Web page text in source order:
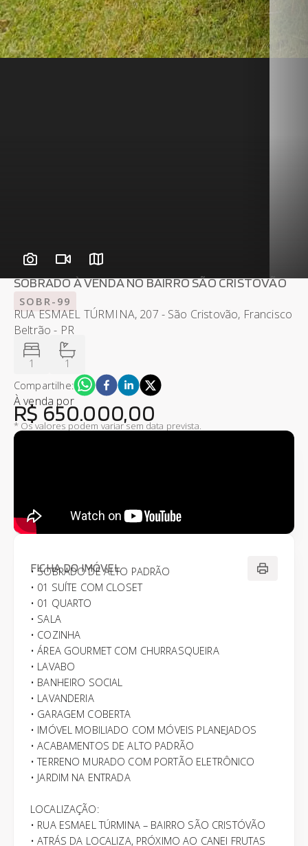
SOBRADO À VENDA NO BAIRRO SÃO CRISTOVÃO
SOBR-99
RUA ESMAEL TÚRMINA, 207 - São Cristovão, Francisco
Beltrão - PR
1
1
Compartilhe:
À venda por
R$ 650.000,00
* Os valores podem variar sem data prevista.
FICHA DO IMÓVEL
• SOBRADO DE ALTO PADRÃO
• 01 SUÍTE COM CLOSET
• 01 QUARTO
• SALA
• COZINHA
• ÁREA GOURMET COM CHURRASQUEIRA
• LAVABO
• BANHEIRO SOCIAL
• LAVANDERIA
• GARAGEM COBERTA
• IMÓVEL MOBILIADO COM MÓVEIS PLANEJADOS
• ACABAMENTOS DE ALTO PADRÃO
• TERRENO MURADO COM PORTÃO ELETRÔNICO
• JARDIM NA ENTRADA
LOCALIZAÇÃO:
• RUA ESMAEL TÚRMINA – BAIRRO SÃO CRISTÓVÃO
• ATRÁS DA LOCALIZA, PRÓXIMO AO CANEI FRUTAS